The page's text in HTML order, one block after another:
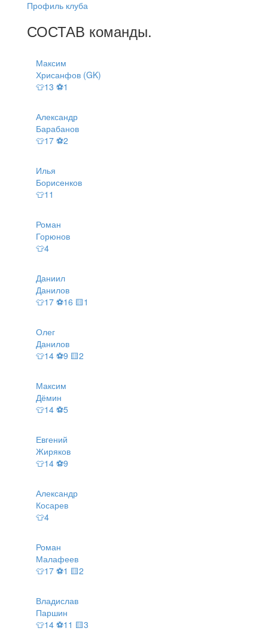
Профиль клуба
СОСТАВ команды.
Максим
Хрисанфов (GK)
👕13 ⚽1
Александр
Барабанов
👕17 ⚽2
Илья
Борисенков
👕11
Роман
Горюнов
👕4
Даниил
Данилов
👕17 ⚽16 🟨1
Олег
Данилов
👕14 ⚽9 🟨2
Максим
Дёмин
👕14 ⚽5
Евгений
Жиряков
👕14 ⚽9
Александр
Косарев
👕4
Роман
Малафеев
👕17 ⚽1 🟨2
Владислав
Паршин
👕14 ⚽11 🟨3